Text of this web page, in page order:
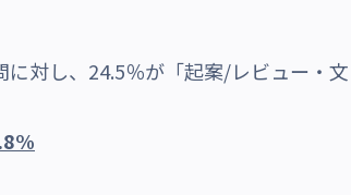
対し、24.5％が「起案/レビュー・文